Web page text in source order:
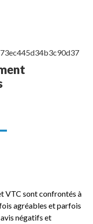
VTC sont confrontés à
agréables et parfois
négatifs et